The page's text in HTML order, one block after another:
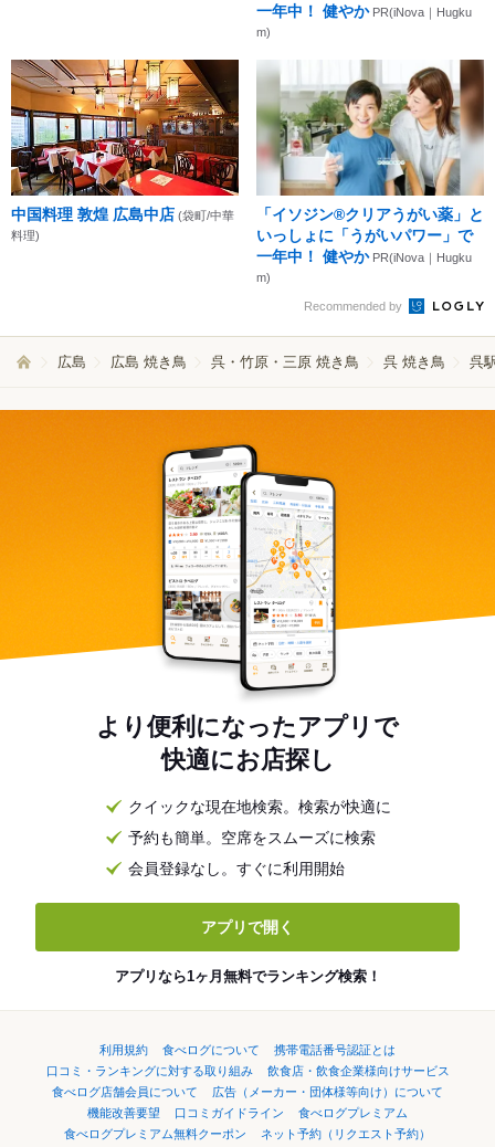
一年中！ 健やか PR(iNova｜Hugku
m)
中国料理 敦煌 広島中店 (袋町/中華
料理)
「イソジン®クリアうがい薬」と
いっしょに「うがいパワー」で
一年中！ 健やか PR(iNova｜Hugku
m)
Recommended by
広島 広島 焼き鳥 呉・竹原・三原 焼き鳥 呉 焼き鳥 呉
より便利になったアプリで
快適にお店探し
クイックな現在地検索。検索が快適に
予約も簡単。空席をスムーズに検索
会員登録なし。すぐに利用開始
アプリで開く
アプリなら1ヶ月無料でランキング検索！
利用規約 食べログについて
携帯電話番号認証とは
口コミ・ランキングに対する取り組み
飲食店・飲食企業様向けサービス
食べログ店舗会員について
広告（メーカー・団体様等向け）について
機能改善要望
口コミガイドライン
食べログプレミアム
食べログプレミアム無料クーポン
ネット予約（リクエスト予約）